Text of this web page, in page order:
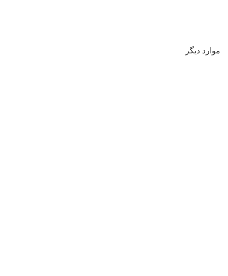
موارد دیگر